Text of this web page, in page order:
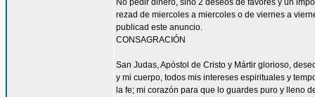
No pedir dinero, sino 2 deseos de favores y un
rezad de miercoles a miercoles o de viernes a
publicad este anuncio.
CONSAGRACIÓN
San Judas, Apóstol de Cristo y Mártir glorioso,
y mi cuerpo, todos mis intereses espirituales y
la fe; mi corazón para que lo guardes puro y lleno